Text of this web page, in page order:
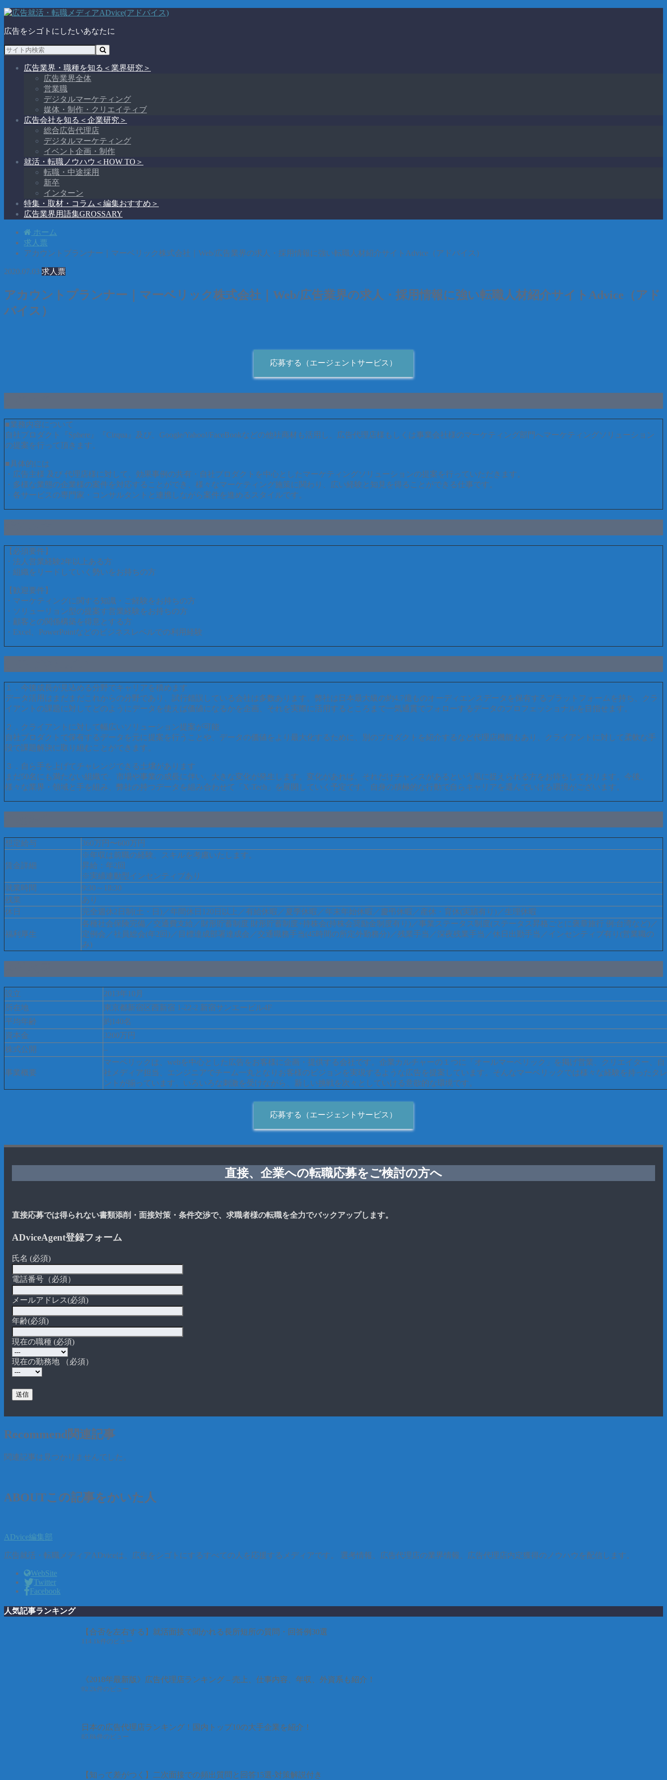
広告をシゴトにしたいあなたに
広告業界・職種を知る ＜業界研究＞
広告業界全体
営業職
デジタルマーケティング
媒体・制作・クリエイティブ
広告会社を知る ＜企業研究＞
総合広告代理店
デジタルマーケティング
イベント企画・制作
就活・転職ノウハウ ＜HOW TO＞
転職・中途採用
新卒
インターン
特集・取材・コラム ＜編集おすすめ＞
広告業界用語集GROSSARY
ホーム
求人票
アカウントプランナー｜マーベリック株式会社｜Web/広告業界の求人・採用情報に強い転職人材紹介サイトAdvice（アドバイス）
2020.07.03 求人票
アカウントプランナー｜マーベリック株式会社｜Web/広告業界の求人・採用情報に強い転職人材紹介サイトAdvice（アド
バイス）
応募する（エージェントサービス）
■業務内容について
自社プロダクト『Sphere』『Cirqua』及び、Google/Yahoo!/FaceBookなどの他社商材も活用し、広告代理店様もしくは事業会社様のマーケティング部門へマーケティングソリューション
の提案を行って頂きます。
■具体的には
・広告主様 及び 代理店様に対して、効果事例の共有・自社プロダクトを中心としたマーケティングソリューションの提案を行っていただきます。
・多様な業態の企業様の案件を対応することができ、様々なマーケティング施策に関わり、広い経験と知見を得ることができる仕事です。
・各サービスの専門家・コンサルタントと連携しながら案件を進めるスタイルです。
【必須要件】
・法人営業経験2年以上ある方
・組織をリードしていく勢いをお持ちの方
【歓迎要件】
・マーケティングに関する知識・ご経験をお持ちの方
・ソリューリョン型の提案す営業経験をお持ちの方
・顧客との関係構築を得意とする方
・Excel、PowerPointなどのビジネスレベルでの利用経験
１．今後成長が見込める分野でキャリアを積めます
データ活用はまだまだこれからの分野であり、試行錯誤している会社は多数あります。弊社は日本最大級の約4.7億ものオーディエンスデータを保有するプラットフォームを持ち、クラ
イアントの課題に対してどのようにデータを使えば価値になるかを企画、それを実際に活用するところまで一気通貫でフォローするデータのプロフェッショナルを目指せます。
２．クライアントに対して幅広いソリューション提案が可能
自社プロダクトで保有するデータを元に提案を行うことや、データの価値をより最大化するために、別のプロダクトを紹介するなど代理店機能もあり、クライアントに対して柔軟な手
段で課題解決に取り組むことができます。
３．自ら手を上げてチャレンジできる土壌があります
まだ50名にも満たない組織で、市場や事業の成長に伴い、大きな変化が発生します。変化があれば、それだけチャンスがあるという風に捉えられる方をお待ちしております。今後、
様々な業界・領域と手を組み、弊社の持つデータを組み合わせて「X-Tech」を展開していく予定です。自身の積極的な行動で自らキャリアを選んでいける環境がございます。
想定給与 360万円〜600万円
賃金詳細
※年収は前職の経験、スキルを考慮いたします。
昇給：年2回
※実績連動型インセンティブあり
就業時間
9:30～18:30
残業
あり
休日
完全週休2日制(土・日)／年間休日120日以上／有給休暇／夏季休暇／年末年始休暇／慶弔休暇／産休・育休(実績有り)／生理休暇
福利厚生
各種社会保険完備／交通費支給／財形貯蓄制度 財形貯蓄制度+持株会(持株会奨励金制度有り)／事業ステータス制度(ステータス昇格ごとに褒章旅行 例:台湾など)／
定例会／社員総会(年2回)／目標達成部署達成会／交通職務手当(45時間の所定外勤務分)／残業手当／深夜残業手当／休日出勤手当／インセンティブ有り(営業職の
み)
設立
2013年10月
所在地
東京都新宿区西新宿 1-22-2 新宿サンエービル4F
平均年齢
約140名
資本金
3200万円
株式公開
–
事業概要
マーベリックは、webを中心とした広告をお客様に企画・提供する会社です。企業カルチャーの１つに「オールマーベリック」を掲げ営業、クリエイター、自
社メディア担当、エンジニアでチーム一丸となりお客様のビジョンを実現するような広告を提案しています。そんなマーベリックでは様々な経験を持ったタレ
ントが揃っています。いろいろな刺激を受けながら、新しい挑戦を次々としていける意欲的な環境です。
応募する（エージェントサービス）
直接、企業への転職応募をご検討の方へ
直接応募では得られない書類添削・面接対策・条件交渉で、求職者様の転職を全力でバックアップします。
ADviceAgent登録フォーム
氏名 (必須)
電話番号（必須）
メールアドレス(必須)
年齢(必須)
現在の職種 (必須)
現在の勤務地 （必須）
Recommend関連記事
関連記事は見つかりませんでした。
ABOUTこの記事をかいた人
ADvice編集部
広告就活・転職メディアADviceは、広告をシゴトにするすべての人を応援するメディアです。 選考情報、広告代理店の業界情報、広告代理店内定獲得のノウハウを配信します。
WebSite
Twitter
Facebook
人気記事ランキング
【合否を左右する】就活面接で聞かれる長所短所の質問・回答例30選
114.1k件のビュー
《2018年最新版》広告代理店ランキング – 売上、仕事内容、年収、外資系も紹介！
92.2k件のビュー
日本の広告代理店ランキング！国内トップ10の大手企業を紹介！
85.8k件のビュー
【知って差がつく】二次面接での頻出質問と回答15選-対策解説付き